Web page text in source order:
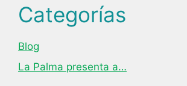
Categorías
Blog
La Palma presenta a…